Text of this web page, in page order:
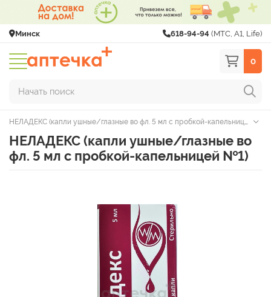
Минск 618-94-94 (МТС, A1, Life)
0
Начать поиск
НЕЛАДЕКС (капли ушные/глазные во фл. 5 мл с пробкой-капельницей №1)
НЕЛАДЕКС (капли ушные/глазные во
фл. 5 мл с пробкой-капельницей №1)